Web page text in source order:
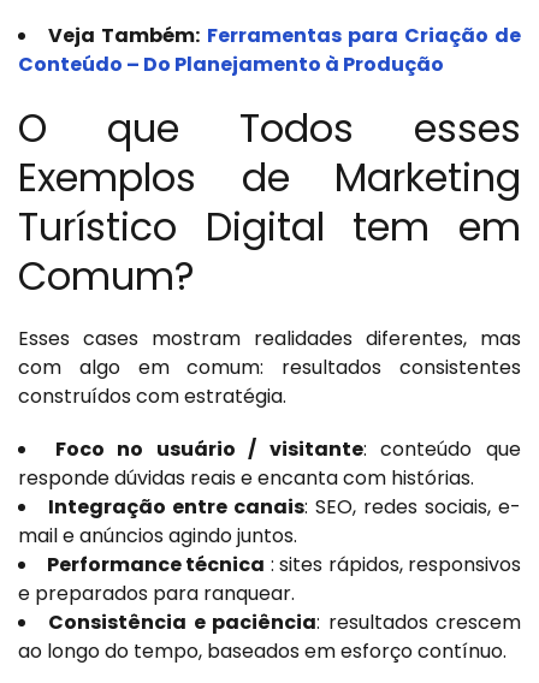
Veja Também: Ferramentas para Criação de
Conteúdo – Do Planejamento à Produção
O que Todos esses
Exemplos de Marketing
Turístico Digital tem em
Comum?
Esses cases mostram realidades diferentes, mas
com algo em comum: resultados consistentes
construídos com estratégia.
Foco no usuário / visitante: conteúdo que
responde dúvidas reais e encanta com histórias.
Integração entre canais: SEO, redes sociais, e-
mail e anúncios agindo juntos.
Performance técnica : sites rápidos, responsivos
e preparados para ranquear.
Consistência e paciência: resultados crescem
ao longo do tempo, baseados em esforço contínuo.